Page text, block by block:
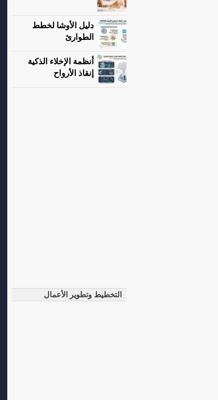
دليل الأوشا لخطط
الطوارئ
أنظمة الإخلاء الذكية
إنقاذ الأرواح
التخطيط وتطوير الأعمال